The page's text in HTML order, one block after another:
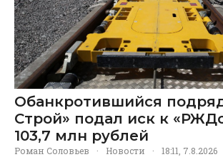
Обанкротившийся
Строй» подал иск к
103,7 млн рублей
Роман Соловьев · Новости · 18:11, 7.8.2026